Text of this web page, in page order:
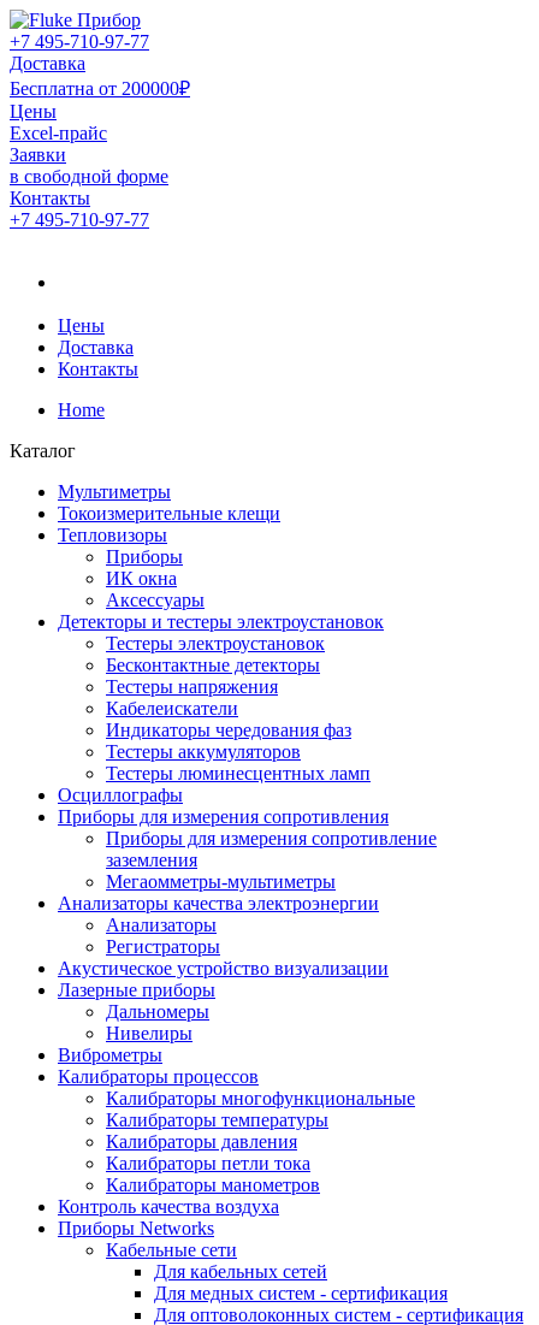
+7 495-710-97-77
Доставка
Бесплатна от 200000₽
Цены
Excel-прайс
Заявки
в свободной форме
Контакты
+7 495-710-97-77
Цены
Доставка
Контакты
Home
Каталог
Мультиметры
Токоизмерительные клещи
Тепловизоры
Приборы
ИК окна
Аксессуары
Детекторы и тестеры электроустановок
Тестеры электроустановок
Бесконтактные детекторы
Тестеры напряжения
Кабелеискатели
Индикаторы чередования фаз
Тестеры аккумуляторов
Тестеры люминесцентных ламп
Осциллографы
Приборы для измерения сопротивления
Приборы для измерения сопротивление
заземления
Мегаомметры-мультиметры
Анализаторы качества электроэнергии
Анализаторы
Регистраторы
Акустическое устройство визуализации
Лазерные приборы
Дальномеры
Нивелиры
Виброметры
Калибраторы процессов
Калибраторы многофункциональные
Калибраторы температуры
Калибраторы давления
Калибраторы петли тока
Калибраторы манометров
Контроль качества воздуха
Приборы Networks
Кабельные сети
Для кабельных сетей
Для медных систем - сертификация
Для оптоволоконных систем - сертификация